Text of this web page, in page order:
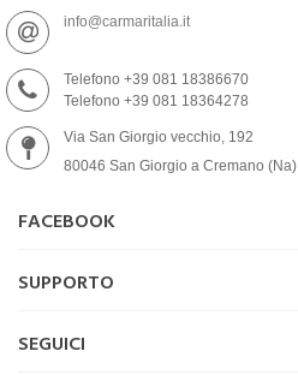
info@carmaritalia.it
Telefono +39 081 18386670
Telefono +39 081 18364278
Via San Giorgio vecchio, 192
80046 San Giorgio a Cremano (Na)
FACEBOOK
SUPPORTO
SEGUICI